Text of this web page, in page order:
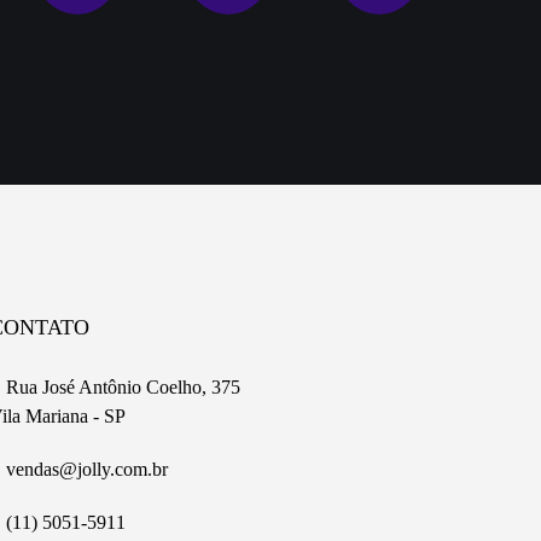
Rua José Antônio Coelho, 375
Mariana - SP
vendas@jolly.com.br
(11) 5051-5911